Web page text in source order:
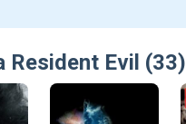
Resident Evil (33)